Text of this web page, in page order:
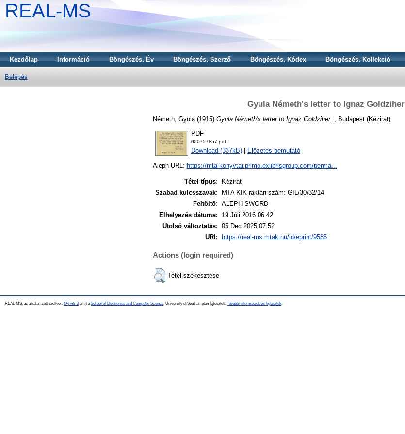
REAL-MS
Kezdőlap Információ Böngészés, Év Böngészés, Szerző Böngészés, Kódex Böngészés, Kollekció
Belépés
Gyula Németh's letter to Ignaz Goldziher
Németh, Gyula (1915) Gyula Németh's letter to Ignaz Goldziher. , Budapest (Kézirat)
PDF
000757857.pdf
Download (337kB) Előzetes bemutató
Aleph URL: https://mta-konyvtar.primo.exlibrisgroup.com/perma...
Tétel típus:
Kézirat
Szabad kulcsszavak:
MTA KIK raktári szám: GIL/30/32/14
Feltöltő: ALEPH SWORD
Elhelyezés dátuma:
19 Júli 2016 06:42
Utolsó változtatás: 05 Dec 2025 07:52
URI:
https://real-ms.mtak.hu/id/eprint/9585
Actions (login required)
Tétel szekesztése
REAL-MS, az alkalamzott szoftver: EPrints 3amit a School of Electronics and Computer Science , University of Southampton fejlesztett. További információk és fejlesztők